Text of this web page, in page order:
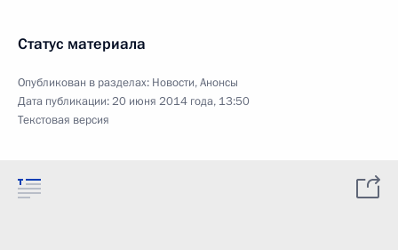
Статус материала
Опубликован в разделах: Новости,Анонсы
Дата публикации:20 июня 2014 года, 13:50
Текстовая версия